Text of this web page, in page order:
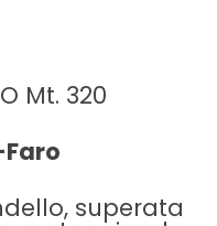
Mt. 320
superata